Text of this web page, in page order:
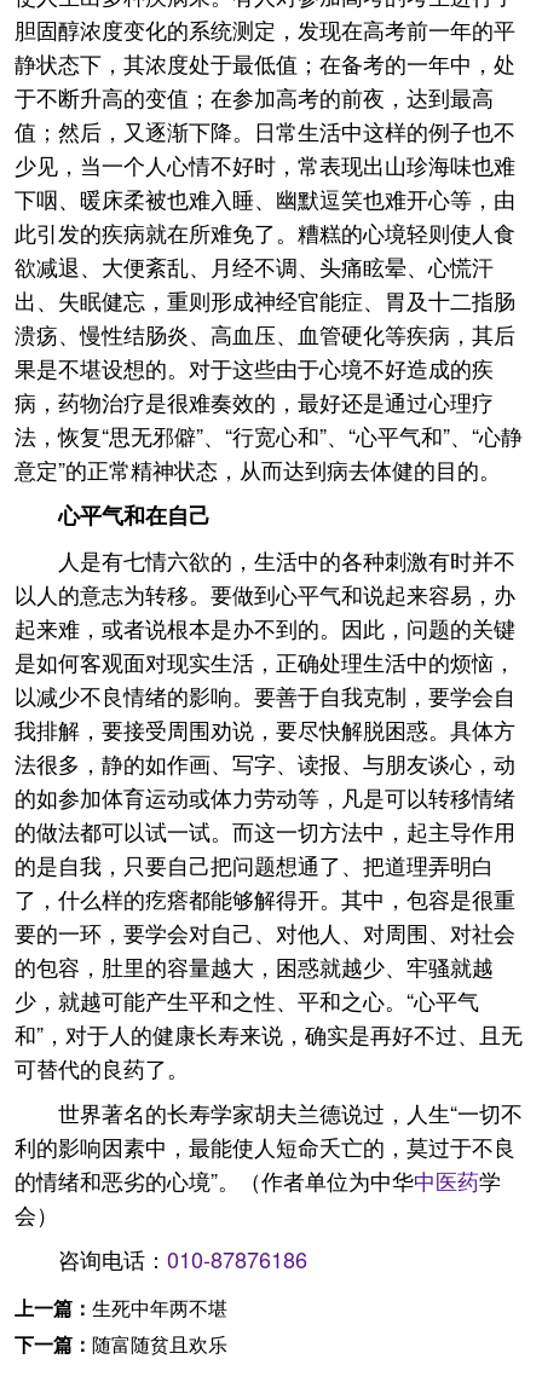
胆固醇浓度变化的系统测定，发现在高考前一年的平
静状态下，其浓度处于最低值；在备考的一年中，处
于不断升高的变值；在参加高考的前夜，达到最高
值；然后，又逐渐下降。日常生活中这样的例子也不
少见，当一个人心情不好时，常表现出山珍海味也难
下咽、暖床柔被也难入睡、幽默逗笑也难开心等，由
此引发的疾病就在所难免了。糟糕的心境轻则使人食
欲减退、大便紊乱、月经不调、头痛眩晕、心慌汗
出、失眠健忘，重则形成神经官能症、胃及十二指肠
溃疡、慢性结肠炎、高血压、血管硬化等疾病，其后
果是不堪设想的。对于这些由于心境不好造成的疾
病，药物治疗是很难奏效的，最好还是通过心理疗
法，恢复“思无邪僻”、“行宽心和”、“心平气和”、“心静
意定”的正常精神状态，从而达到病去体健的目的。
心平气和在自己
人是有七情六欲的，生活中的各种刺激有时并不
以人的意志为转移。要做到心平气和说起来容易，办
起来难，或者说根本是办不到的。因此，问题的关键
是如何客观面对现实生活，正确处理生活中的烦恼，
以减少不良情绪的影响。要善于自我克制，要学会自
我排解，要接受周围劝说，要尽快解脱困惑。具体方
法很多，静的如作画、写字、读报、与朋友谈心，动
的如参加体育运动或体力劳动等，凡是可以转移情绪
的做法都可以试一试。而这一切方法中，起主导作用
的是自我，只要自己把问题想通了、把道理弄明白
了，什么样的疙瘩都能够解得开。其中，包容是很重
要的一环，要学会对自己、对他人、对周围、对社会
的包容，肚里的容量越大，困惑就越少、牢骚就越
少，就越可能产生平和之性、平和之心。“心平气
和”，对于人的健康长寿来说，确实是再好不过、且无
可替代的良药了。
世界著名的长寿学家胡夫兰德说过，人生“一切不
利的影响因素中，最能使人短命夭亡的，莫过于不良
的情绪和恶劣的心境”。（作者单位为中华中医药学
会）
咨询电话： 010-87876186
上一篇： 生死中年两不堪
下一篇： 随富随贫且欢乐